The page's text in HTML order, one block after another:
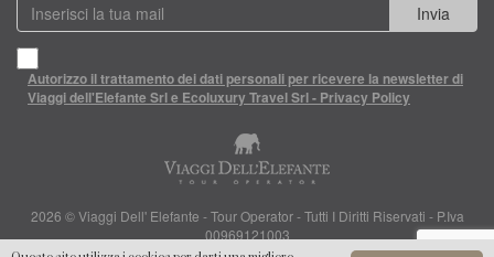
Invia
Autorizzo il trattamento dei dati personali per ricevere la newsletter di
Viaggi dell'Elefante Srl e Ecoluxury Travel Srl - Privacy Policy
2026 © Viaggi Dell' Elefante - Tour Operator - Tutti I Diritti Riservati - P.Iva
00969121003